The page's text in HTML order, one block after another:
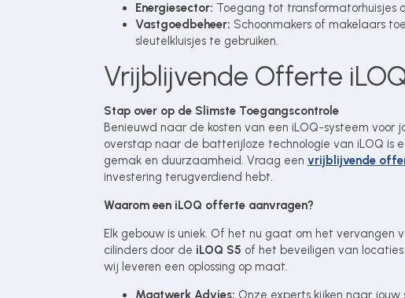
Energiesector: Toegang tot transformatorhuisjes
Vastgoedbeheer: Schoonmakers of makelaars
sleutelkluisjes te gebruiken.
Vrijblijvende Offerte
Stap over op de Slimste Toegangscontrole
Benieuwd naar de kosten van een iLOQ-systeem voor
overstap naar de batterijloze technologie van iLOQ is
gemak en duurzaamheid. Vraag een vrijblijvende
investering terugverdiend hebt.
Waarom een iLOQ offerte aanvragen?
Elk gebouw is uniek. Of het nu gaat om het vervangen
cilinders door de iLOQ S5 of het beveiligen van
wij leveren een oplossing op maat.
Maatwerk Advies: Onze experts kijken naar